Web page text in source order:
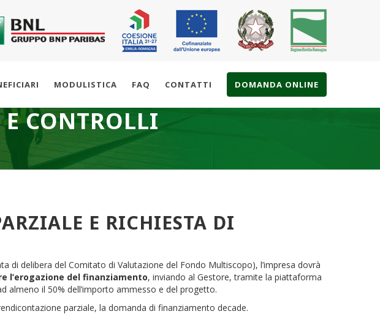
MODULISTICA FAQ CONTATTI DOMANDA ONLINE
CONTROLLI
E RICHIESTA DI
di delibera del Comitato di Valutazione del Fondo Multiscopo), l’impresa dovrà
l’erogazione del finanziamento, inviando al Gestore, tramite la piattaforma
almeno il 50% dell’importo ammesso e del progetto.
parziale, la domanda di finanziamento decade.